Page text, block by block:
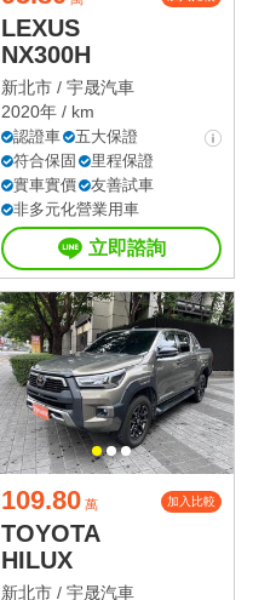
LEXUS
NX300H
新北市 / 宇晟汽車
2020年 / km
認證車
五大保證
符合保固
里程保證
實車實價
友善試車
非多元化營業用車
立即諮詢
109.80 萬 加入比較
TOYOTA
HILUX
新北市 / 宇晟汽車